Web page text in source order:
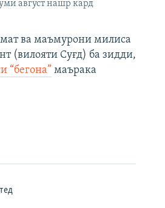
август нашр кард
ва маъмурони милиса
(вилояти Суғд) ба зидди,
“бегона” маърака